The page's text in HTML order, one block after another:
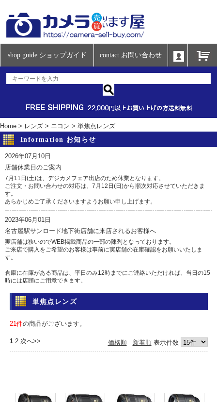
shop guide ショップガイド contact お問い合わせ
Home > レンズ > ニコン > 単焦点レンズ
Information お知らせ
2026年07月10日
店舗休業日のご案内
7月11日(土)は、デジカメフェア出店のため休業となります。
ご注文・お問い合わせの対応は、7月12日(日)から順次対応させていただきま
す。
あらかじめご了承くださいますようお願い申し上げます。
2023年06月01日
名古屋駅サンロード地下街店舗に来店されるお客様へ
実店舗は狭いのでWEB掲載商品の一部の陳列となっております。
ご来店で購入をご希望のお客様は事前に実店舗の在庫確認をお願いいたしま
す。
倉庫に在庫がある商品は、平日のみ12時までにご連絡いただければ、当日の15
時には店頭にご用意できます。
土日祝日は倉庫からの出荷を行っていませんのであらかじめご了承ください。
問い合わせ
電話 052-583-7558 Eメール: info@camera-sell-buy.com
2023年06月01日
カードご利用の方にはご迷惑をおかけいたしますが、ご容赦くださいますよう
単焦点レンズ
21件の商品がございます。
価格順 新着順表示件数
1 2 次へ>>